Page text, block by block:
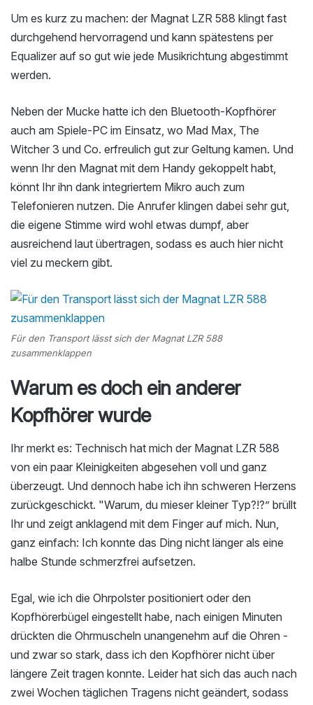
Um es kurz zu machen: der Magnat LZR 588 klingt fast
durchgehend hervorragend und kann spätestens per
Equalizer auf so gut wie jede Musikrichtung abgestimmt
werden.
Neben der Mucke hatte ich den Bluetooth-Kopfhörer
auch am Spiele-PC im Einsatz, wo Mad Max, The
Witcher 3 und Co. erfreulich gut zur Geltung kamen. Und
wenn Ihr den Magnat mit dem Handy gekoppelt habt,
könnt Ihr ihn dank integriertem Mikro auch zum
Telefonieren nutzen. Die Anrufer klingen dabei sehr gut,
die eigene Stimme wird wohl etwas dumpf, aber
ausreichend laut übertragen, sodass es auch hier nicht
viel zu meckern gibt.
Für den Transport lässt sich der Magnat LZR 588
zusammenklappen
Warum es doch ein anderer
Kopfhörer wurde
Ihr merkt es: Technisch hat mich der Magnat LZR 588
von ein paar Kleinigkeiten abgesehen voll und ganz
überzeugt. Und dennoch habe ich ihn schweren Herzens
zurückgeschickt. "Warum, du mieser kleiner Typ?!?” brüllt
Ihr und zeigt anklagend mit dem Finger auf mich. Nun,
ganz einfach: Ich konnte das Ding nicht länger als eine
halbe Stunde schmerzfrei aufsetzen.
Egal, wie ich die Ohrpolster positioniert oder den
Kopfhörerbügel eingestellt habe, nach einigen Minuten
drückten die Ohrmuscheln unangenehm auf die Ohren -
und zwar so stark, dass ich den Kopfhörer nicht über
längere Zeit tragen konnte. Leider hat sich das auch nach
zwei Wochen täglichen Tragens nicht geändert, sodass